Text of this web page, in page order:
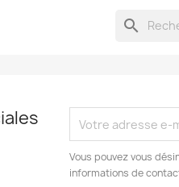
search
Vous pouvez vous
informations de
liste d'envies